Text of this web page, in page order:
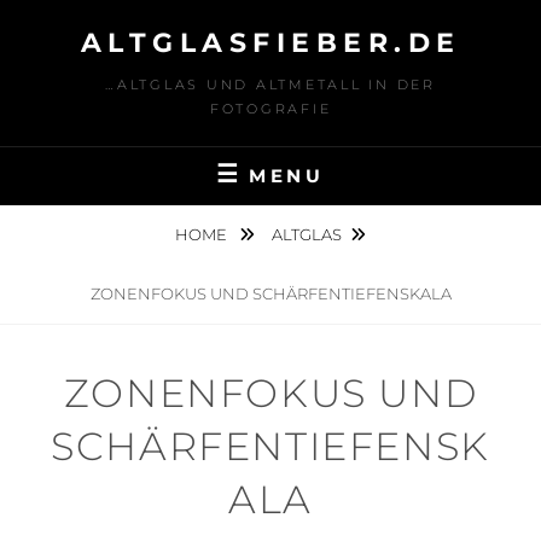
ALTGLASFIEBER.DE
…ALTGLAS UND ALTMETALL IN DER
FOTOGRAFIE
MENU
HOME ALTGLAS
ZONENFOKUS UND SCHÄRFENTIEFENSKALA
ZONENFOKUS UND
SCHÄRFENTIEFENSK
ALA